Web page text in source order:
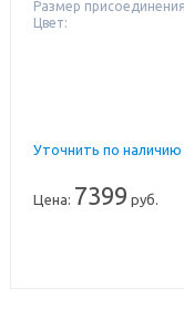
Размер
Цвет:
Уточнить по наличию
Цена: 7399 руб.